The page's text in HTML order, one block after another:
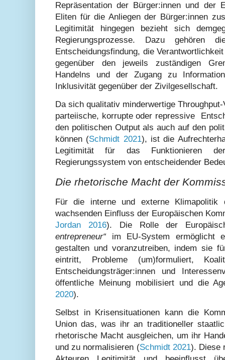
Repräsentation der Bürger:innen und der
Eliten für die Anliegen der Bürger:innen
Legitimität hingegen bezieht sich
Regierungsprozesse. Dazu gehören
Entscheidungsfindung, die
gegenüber den jeweils zuständigen
Handelns und der Zugang zu
Inklusivität gegenüber der Zivilgesellschaft.
Da sich qualitativ minderwertige
parteiische, korrupte oder repressive
den politischen Output als auch auf den
können (Schmidt 2021), ist die
Legitimität für das Funktionieren
Regierungssystem von entscheidender
Die rhetorische Macht der
Für die interne und externe Klimapolitik
wachsenden Einfluss der Europäischen
Jordan 2016). Die Rolle der
entrepreneur“ im EU-System ermöglicht
gestalten und voranzutreiben, indem sie
eintritt, Probleme (um)formuliert,
Entscheidungsträger:innen und
öffentliche Meinung mobilisiert und die
2020).
Selbst in Krisensituationen kann die
Union das, was ihr an traditioneller
rhetorische Macht ausgleichen, um ihr
und zu normalisieren (Schmidt 2021). Diese